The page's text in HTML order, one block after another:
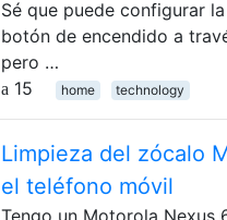
Sé que puede configurar
botón de encendido a
pero …
15
home technology
Limpieza del zócalo
el teléfono móvil
Tengo un Motorola Nexus